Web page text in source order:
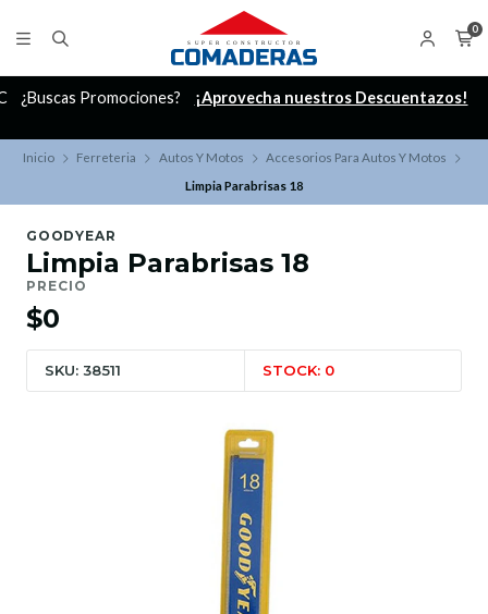
0
¿Buscas Promociones? ¡Aprovecha nuestros Descuentazos!
Inicio Ferreteria Autos Y Motos
Accesorios Para Autos Y Motos
Limpia Parabrisas 18
GOODYEAR
Limpia Parabrisas 18
PRECIO
$0
SKU: 38511 STOCK: 0